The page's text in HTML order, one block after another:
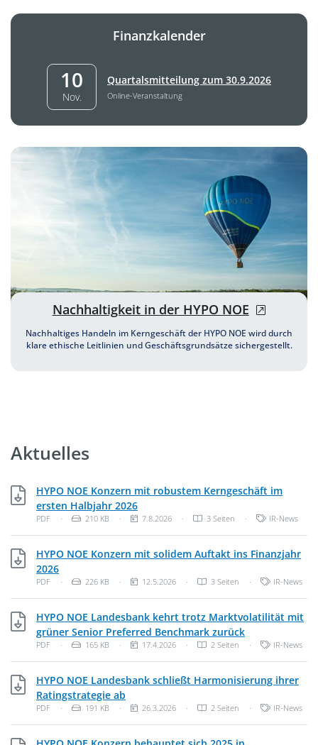
Finanzkalender
10
Nov.
10. November –
Quartalsmitteilung zum 30.9.2026
Online-Veranstaltung
Nachhaltigkeit in der HYPO NOE, öffnet
Nachhaltiges Handeln im Kerngeschäft der HYPO NOE wird durch
klare ethische Leitlinien und Geschäftsgrundsätze sichergestellt.
Aktuelles
HYPO NOE Konzern mit robustem Kerngeschäft im
ersten Halbjahr 2026PDF, 210 KB
Dateityp: PDF-Dokument
PDF · Dateigröße:
210 KB · Veröffentlichungsdatum:
7.8.2026 · 3 Seiten · Kategorien:
IR-News
HYPO NOE Konzern mit solidem Auftakt ins Finanzjahr
2026PDF, 226 KB
Dateityp: PDF-Dokument
PDF · Dateigröße:
226 KB · Veröffentlichungsdatum:
12.5.2026 · 3 Seiten · Kategorien:
IR-News
HYPO NOE Landesbank kehrt trotz Marktvolatilität mit
grüner Senior Preferred Benchmark zurückPDF, 165 KB
Dateityp: PDF-Dokument
PDF · Dateigröße:
165 KB · Veröffentlichungsdatum:
17.4.2026 · 2 Seiten · Kategorien:
IR-News
HYPO NOE Landesbank schließt Harmonisierung ihrer
Ratingstrategie ab
Dateityp: PDF-Dokument
PDF · Dateigröße:
191 KB · Veröffentlichungsdatum:
26.3.2026 · 2 Seiten · Kategorien:
IR-News